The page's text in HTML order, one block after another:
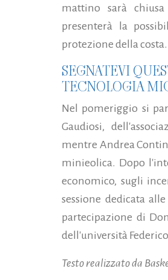
mattino sarà
presenterà la
protezione della costa.
SEGNATEVI
TECNOLOGIA
Nel pomeriggio si
Gaudiosi,
mentre Andrea
minieolica. Dopo
economico, sugli
sessione dedicata
partecipazione di
dell'università
Testo realizzato da